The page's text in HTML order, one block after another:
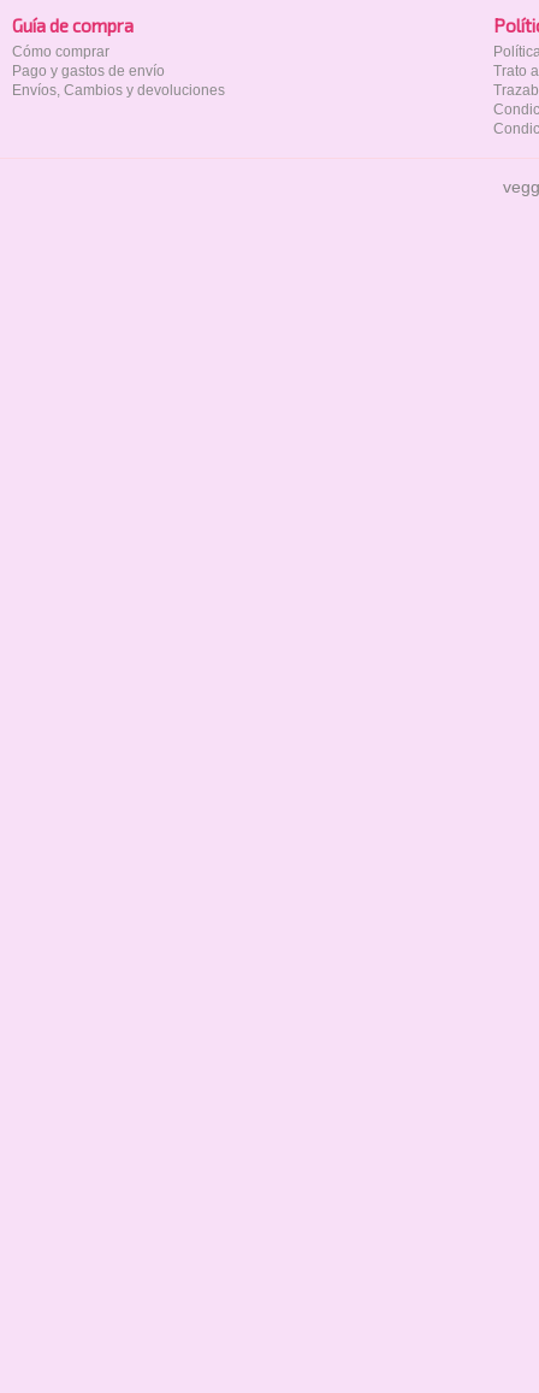
Guía de compra
Cómo comprar
Pago y gastos de envío
Envíos, Cambios y devoluciones
Trato